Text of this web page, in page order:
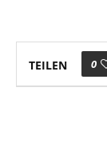
TEILEN 0